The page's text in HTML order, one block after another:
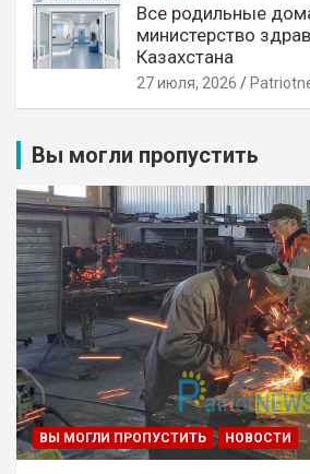
Все родильные
министерство
Казахстана
27 июля, 2026
Вы могли пропустить
ВЫ МОГЛИ ПРОПУСТИТЬ НОВОСТИ